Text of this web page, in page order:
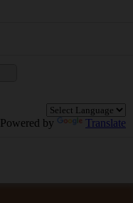
Powered by Translate